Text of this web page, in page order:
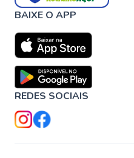
BAIXE O APP
REDES SOCIAIS